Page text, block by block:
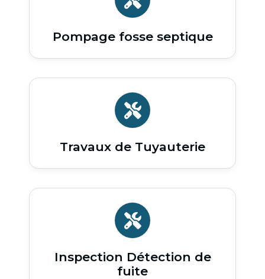
Pompage fosse septique
Travaux de Tuyauterie
Inspection Détection de
fuite